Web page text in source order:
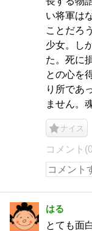
い将軍は
ことだろ
少女。し
た。死に
との心を
り所であ
ません。
ナイス
コメント
はる
とても面